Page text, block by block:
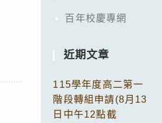
百年校慶專網
近期文章
115學年度高二第一
階段轉組申請(8月13
日中午12點截